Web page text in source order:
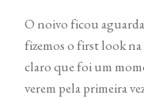
O noivo ficou
fizemos o first look
claro que foi um
verem pela primeira